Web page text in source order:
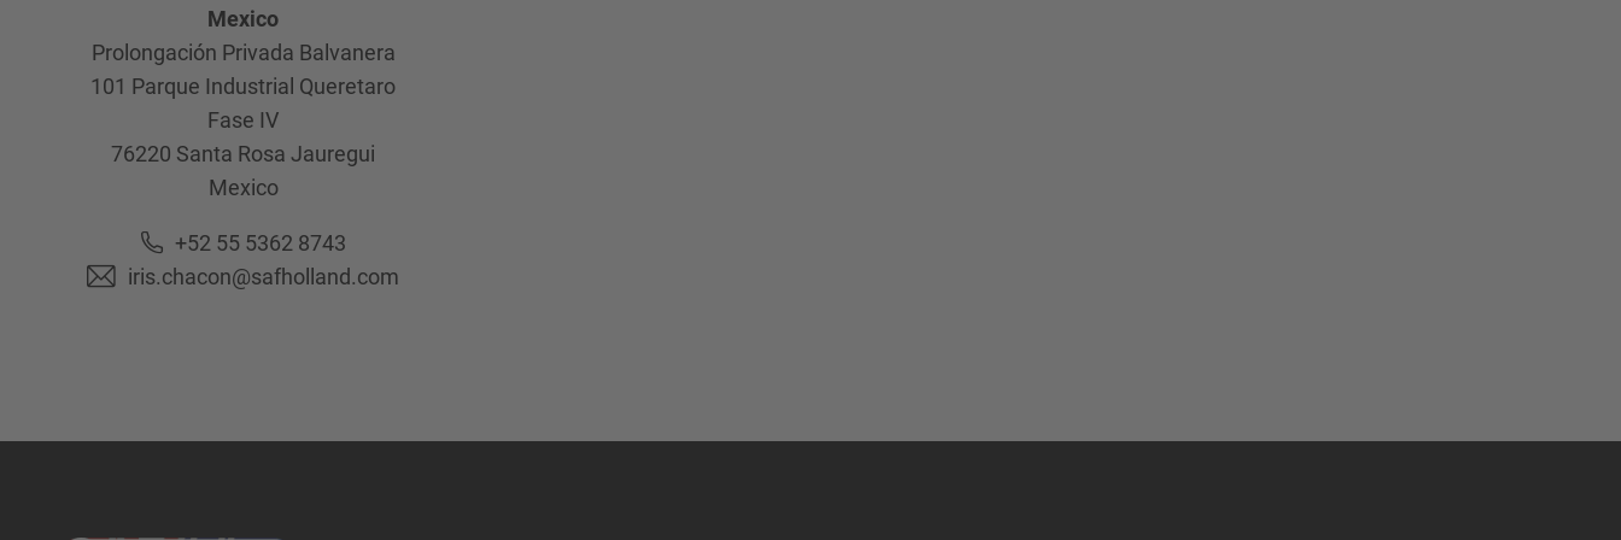
Mexico
Prolongación Privada Balvanera
101 Parque Industrial Queretaro
Fase IV
76220 Santa Rosa Jauregui
Mexico
+52 55 5362 8743
iris.chacon@safholland.com